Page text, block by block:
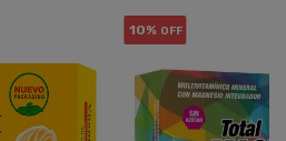
10% OFF